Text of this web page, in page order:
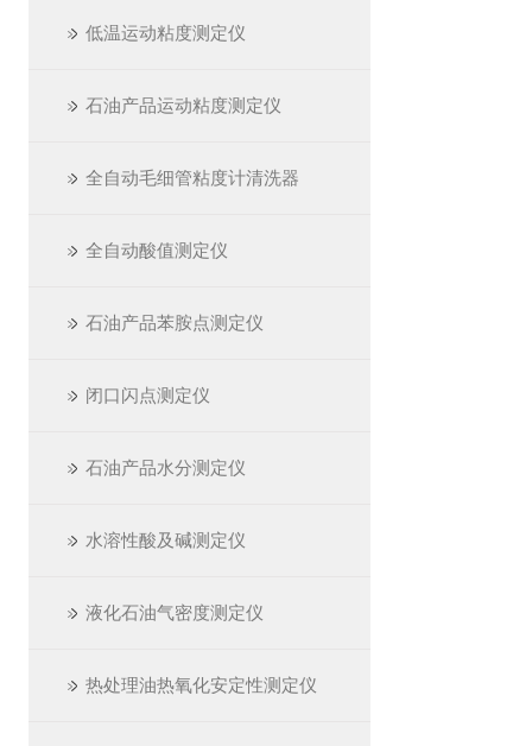
低温运动粘度测定仪
石油产品运动粘度测定仪
全自动毛细管粘度计清洗器
全自动酸值测定仪
石油产品苯胺点测定仪
闭口闪点测定仪
石油产品水分测定仪
水溶性酸及碱测定仪
液化石油气密度测定仪
热处理油热氧化安定性测定仪